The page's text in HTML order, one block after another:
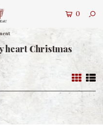
0
heart Christmas